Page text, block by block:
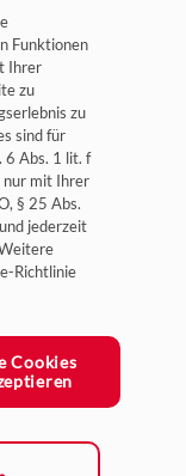
Funktionen
Ihrer
zu
zu
sind für
6 Abs. 1 lit. f
nur mit Ihrer
§ 25 Abs.
jederzeit
Richtlinie
Cookies